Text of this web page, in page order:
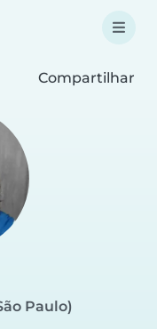
Compartilhar
Paulo)